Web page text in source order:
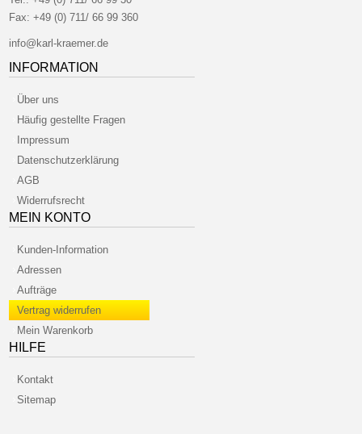
Fax: +49 (0) 711/ 66 99 360
info@karl-kraemer.de
INFORMATION
Über uns
Häufig gestellte Fragen
Impressum
Datenschutzerklärung
AGB
Widerrufsrecht
MEIN KONTO
Kunden-Information
Adressen
Aufträge
Vertrag widerrufen
Mein Warenkorb
HILFE
Kontakt
Sitemap